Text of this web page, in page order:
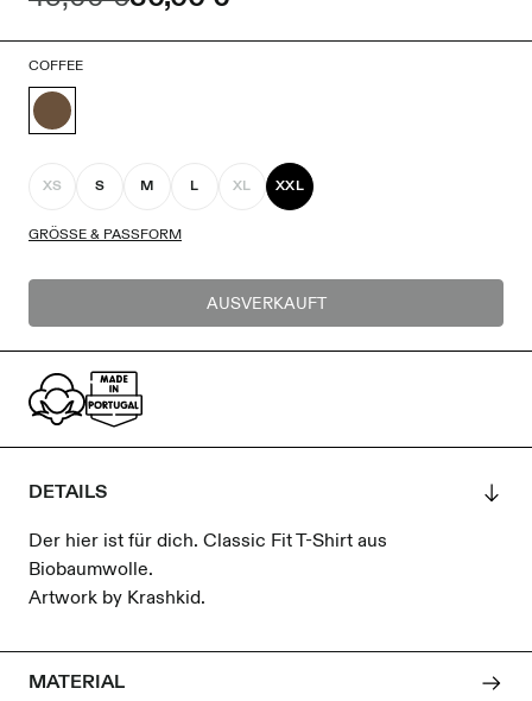
COFFEE
XS S M L XL XXL
GRÖSSE & PASSFORM
AUSVERKAUFT
DETAILS
Der hier ist für dich. Classic Fit T-Shirt aus
Biobaumwolle.
Artwork by Krashkid.
MATERIAL